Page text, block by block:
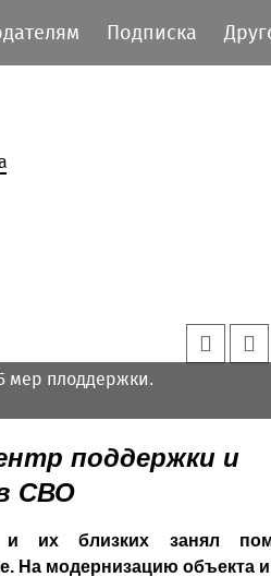
Подписка
мер плоддержки.
поддержки и
СВО
и их близких занял
На модернизацию объекта и